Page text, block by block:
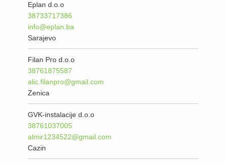
Eplan d.o.o
38733717386
info@eplan.ba
Sarajevo
Filan Pro d.o.o
38761875587
alic.filanpro@gmail.com
Zenica
GVK-instalacije d.o.o
38761037005
almir1234522@gmail.com
Cazin